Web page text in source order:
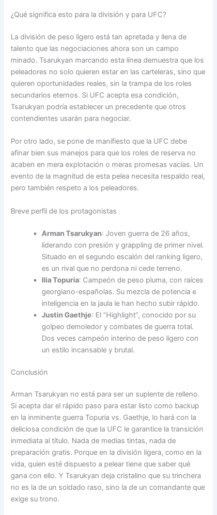
¿Qué significa esto para la división y para UFC?
La división de peso ligero está tan apretada y llena de
talento que las negociaciones ahora son un campo
minado. Tsarukyan marcando esta línea demuestra que los
peleadores no solo quieren estar en las carteleras, sino que
quieren oportunidades reales, sin la trampa de los roles
secundarios eternos. Si UFC acepta esa condición,
Tsarukyan podría establecer un precedente que otros
contendientes usarán para negociar.
Por otro lado, se pone de manifiesto que la UFC debe
afinar bien sus manejos para que los roles de reserva no
acaben en mera explotación o meras promesas vacías. Un
evento de la magnitud de esta pelea necesita respaldo real,
pero también respeto a los peleadores.
Breve perfil de los protagonistas
Arman Tsarukyan: Joven guerra de 26 años,
liderando con presión y grappling de primer nivel.
Situado en el segundo escalón del ranking ligero,
es un rival que no perdona ni cede terreno.
Ilia Topuria: Campeón de peso pluma, con raíces
georgiano-españolas. Su mezcla de potencia e
inteligencia en la jaula le han hecho subir rápido.
Justin Gaethje: El “Highlight”, conocido por su
golpeo demoledor y combates de guerra total.
Dos veces campeón interino de peso ligero con
un estilo incansable y brutal.
Conclusión
Arman Tsarukyan no está para ser un suplente de relleno.
Si acepta dar el rápido paso para estar listo como backup
en la inminente guerra Topuria vs. Gaethje, lo hará con la
deliciosa condición de que la UFC le garantice la transición
inmediata al título. Nada de medias tintas, nada de
preparación gratis. Porque en la división ligera, como en la
vida, quien esté dispuesto a pelear tiene que saber qué
gana con ello. Y Tsarukyan deja cristalino que su trinchera
no es la de un soldado raso, sino la de un comandante que
exige su trono.